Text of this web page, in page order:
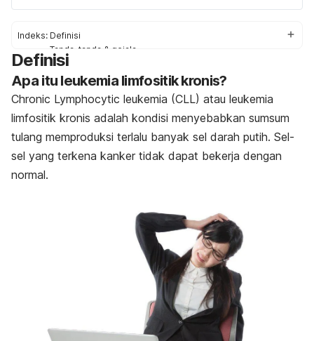
Indeks: Definisi
Tanda-tanda & gejala
Penyebab
Faktor-faktor risiko
Pengobatan di rumah
Definisi
Apa itu leukemia limfositik kronis?
Chronic Lymphocytic leukemia (CLL) atau leukemia
limfositik kronis adalah kondisi menyebabkan sumsum
tulang memproduksi terlalu banyak sel darah putih. Sel-
sel yang terkena kanker tidak dapat bekerja dengan
normal.